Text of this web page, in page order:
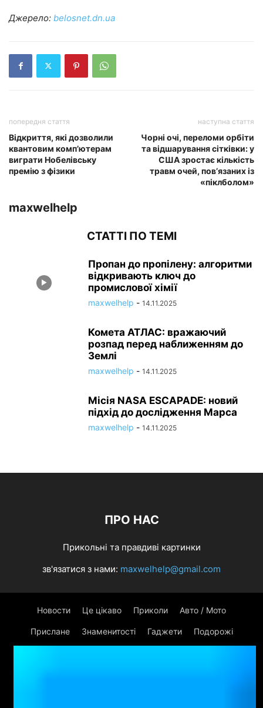
Джерело: belosnet.dn.ua
попередня стаття
Відкриття, які дозволили
квантовим комп’ютерам
виграти Нобелівську
премію з фізики
наступна стаття
Чорні очі, переломи орбіти
та відшарування сітківки: у
США зростає кількість
травм очей, пов’язаних із
«піклболом»
maxwelhelp
СТАТТІ ПО ТЕМІ
Пропан до пропілену: алгоритми
відкривають ключ до
промислової хімії
maxwelhelp - 14.11.2025
Комета АТЛАС: вражаючий
розпад перед наближенням до
Землі
maxwelhelp - 14.11.2025
Місія NASA ESCAPADE: новий
підхід до дослідження Марса
maxwelhelp - 14.11.2025
ПРО НАС
Прикольні та правдиві картинки
зв'язатися з нами: maxwelhelp@gmail.com
Новости Це цікаво Приколи Авто / Мото
Прислане Знаменитості Гаджети Подорожі